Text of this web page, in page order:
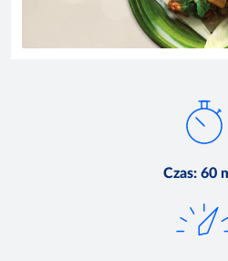
Czas: 60